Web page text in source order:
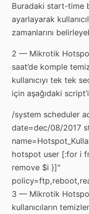
Buradaki start-time
ayarlayarak
zamanlarını
2 — Mikrotik Hotspot
saat’de komple
kullanıcıyı tek tek
için aşağıdaki
/system scheduler
date=dec/08/2017
hotspot user [:for i
remove $i }]"
3 — Mikrotik Hotspot
kullanıcıların